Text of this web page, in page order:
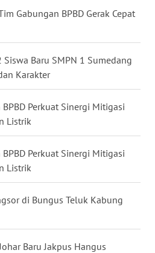
Gabungan BPBD Gerak Cepat
Baru SMPN 1 Sumedang
Karakter
Perkuat Sinergi Mitigasi
Listrik
Perkuat Sinergi Mitigasi
Listrik
di Bungus Teluk Kabung
Baru Jakpus Hangus